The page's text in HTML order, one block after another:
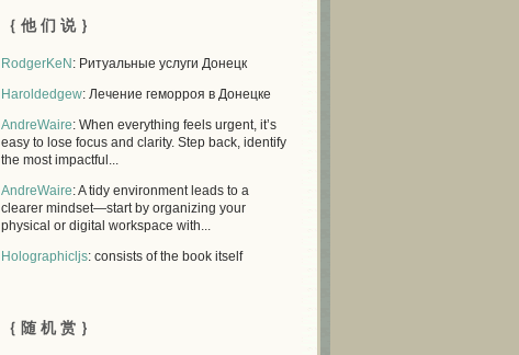
｛ 他 们 说 ｝
RodgerKeN : Ритуальные услуги Донецк
Haroldedgew: Лечение геморроя в Донецке
AndreWaire: When everything feels urgent, it’s
easy to lose focus and clarity. Step back, identify
the most impactful...
AndreWaire: A tidy environment leads to a
clearer mindset—start by organizing your
physical or digital workspace with...
Holographicljs: consists of the book itself
｛ 随 机 赏 ｝